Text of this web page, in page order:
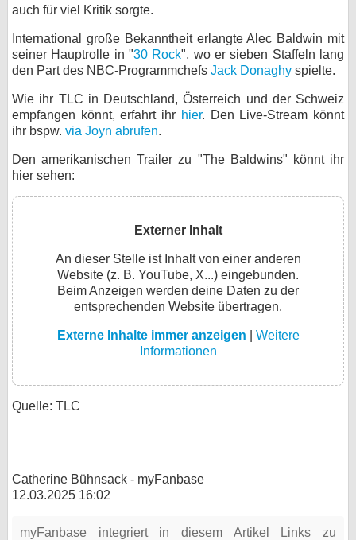
auch für viel Kritik sorgte.
International große Bekanntheit erlangte Alec Baldwin mit
seiner Hauptrolle in "30 Rock", wo er sieben Staffeln lang
den Part des NBC-Programmchefs Jack Donaghy spielte.
Wie ihr TLC in Deutschland, Österreich und der Schweiz
empfangen könnt, erfahrt ihr hier. Den Live-Stream könnt
ihr bspw. via Joyn abrufen.
Den amerikanischen Trailer zu "The Baldwins" könnt ihr
hier sehen:
Externer Inhalt
An dieser Stelle ist Inhalt von einer anderen
Website (z. B. YouTube, X...) eingebunden.
Beim Anzeigen werden deine Daten zu der
entsprechenden Website übertragen.
Externe Inhalte immer anzeigen
Weitere
Informationen
Quelle: TLC
Catherine Bühnsack - myFanbase
12.03.2025 16:02
myFanbase integriert in diesem Artikel Links zu